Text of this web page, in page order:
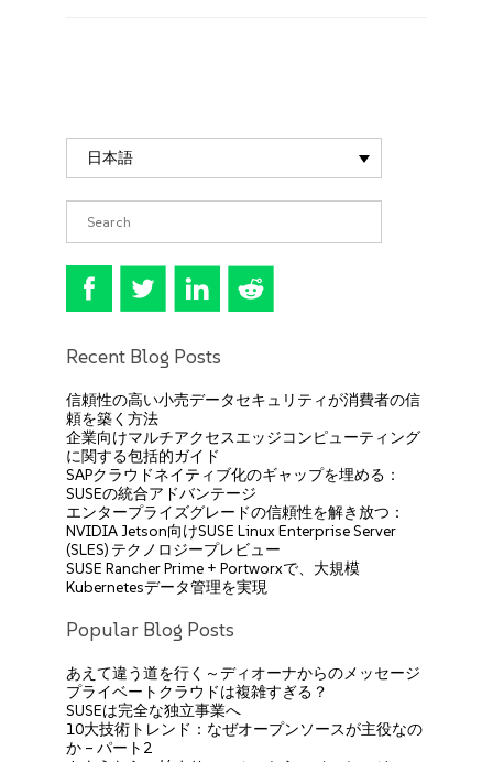
日本語
Recent Blog Posts
信頼性の高い小売データセキュリティが消費者の信
頼を築く方法
企業向けマルチアクセスエッジコンピューティング
に関する包括的ガイド
SAPクラウドネイティブ化のギャップを埋める：
SUSEの統合アドバンテージ
エンタープライズグレードの信頼性を解き放つ：
NVIDIA Jetson向けSUSE Linux Enterprise Server
(SLES) テクノロジープレビュー
SUSE Rancher Prime + Portworxで、大規模
Kubernetesデータ管理を実現
Popular Blog Posts
あえて違う道を行く～ディオーナからのメッセージ
プライベートクラウドは複雑すぎる？
SUSEは完全な独立事業へ
10大技術トレンド：なぜオープンソースが主役なの
か – パート2